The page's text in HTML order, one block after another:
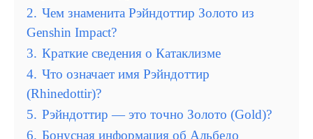
2. Чем знаменита Рэйндоттир Золото из
Genshin Impact?
3. Краткие сведения о Катаклизме
4. Что означает имя Рэйндоттир
(Rhinedottir)?
5. Рэйндоттир — это точно Золото (Gold)?
6. Бонусная информация об Альбедо